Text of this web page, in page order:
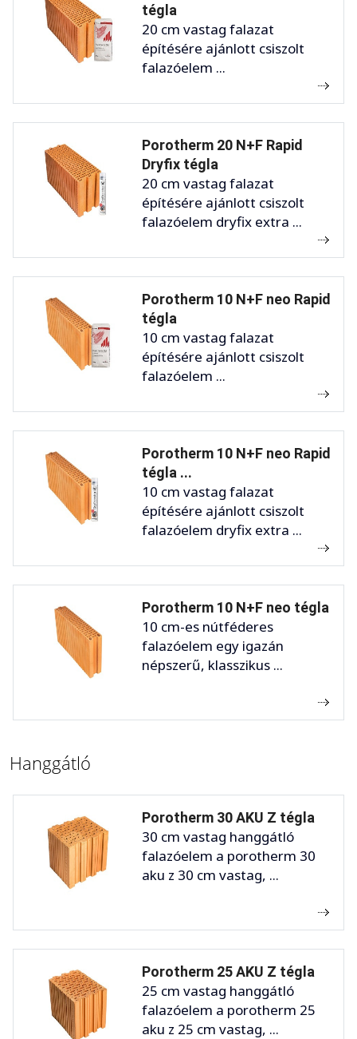
tégla
20 cm vastag falazat
építésére ajánlott csiszolt
falazóelem ...
Porotherm 20 N+F Rapid
Dryfix tégla
20 cm vastag falazat
építésére ajánlott csiszolt
falazóelem dryfix extra ...
Porotherm 10 N+F neo Rapid
tégla
10 cm vastag falazat
építésére ajánlott csiszolt
falazóelem ...
Porotherm 10 N+F neo Rapid
tégla ...
10 cm vastag falazat
építésére ajánlott csiszolt
falazóelem dryfix extra ...
Porotherm 10 N+F neo tégla
10 cm-es nútféderes
falazóelem egy igazán
népszerű, klasszikus ...
Hanggátló
Porotherm 30 AKU Z tégla
30 cm vastag hanggátló
falazóelem a porotherm 30
aku z 30 cm vastag, ...
Porotherm 25 AKU Z tégla
25 cm vastag hanggátló
falazóelem a porotherm 25
aku z 25 cm vastag, ...